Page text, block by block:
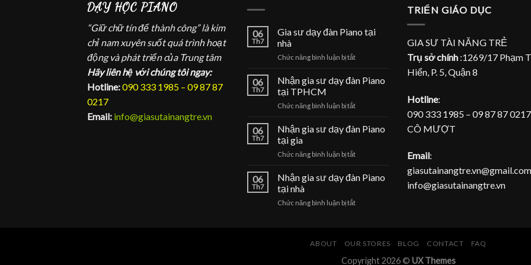
DẠY HỌC PIANO
“Giữ chữ tín để thành công” là kim
chỉ nam xuyên suốt quá trình hoạt
động và phát triển của Trung tâm
Hãy liên hệ với chúng tôi ngay:
Hotline:090 333 1985 – 09 87 87
0217
Email: info@giasutainangtre.vn
06
Th7
Gia sư dạy đàn Piano tại
nhà
Chức năng bình luận bị tắtở
dạy
Piano
nhà
06
Th7
Nhận gia sư dạy đàn Piano
tại TPHCM
Chức năng bình luận bị tắtở
gia
sư
đàn
tại
06
Th7
Nhận gia sư dạy đàn Piano
tại gia
Chức năng bình luận bị tắtở
gia
sư
đàn
06
Th7
Nhận gia sư dạy đàn Piano
tại nhà
Chức năng bình luận bị tắtở
dạy
Piano
TRIỂN GIÁO DỤC
GIA SƯ TÀI NĂNG TRẺ
Trụ sở chính :1269/17 Phạm
Hiển, P. 5, Quận 8
Hotline:
090 333 1985 – 09 87 87 0217
CÔ MƯỢT
Email:
info@giasutainangtre.vn
ABOUT OUR STORES BLOG CONTACT FAQ
Copyright 2026 © UX Themes